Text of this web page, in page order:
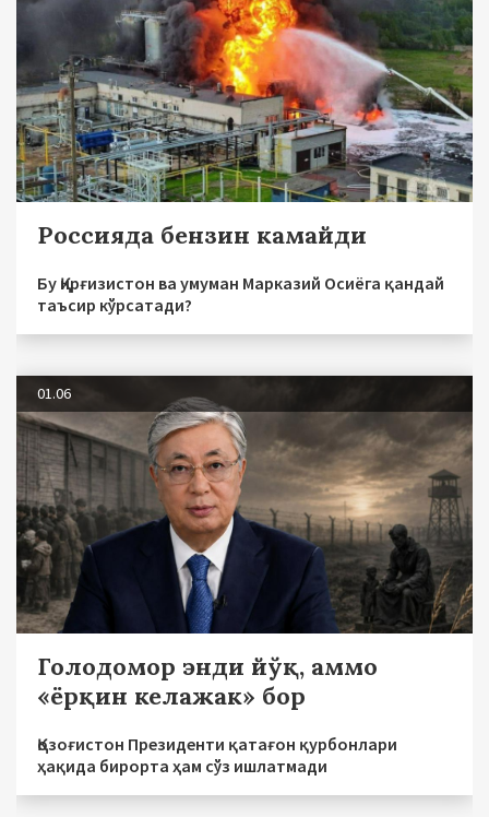
Россияда бензин камайди
Бу Қирғизистон ва умуман Марказий Осиёга қандай
таъсир кўрсатади?
01.06
Голодомор энди йўқ, аммо
«ёрқин келажак» бор
Қозоғистон Президенти қатағон қурбонлари
ҳақида бирорта ҳам сўз ишлатмади